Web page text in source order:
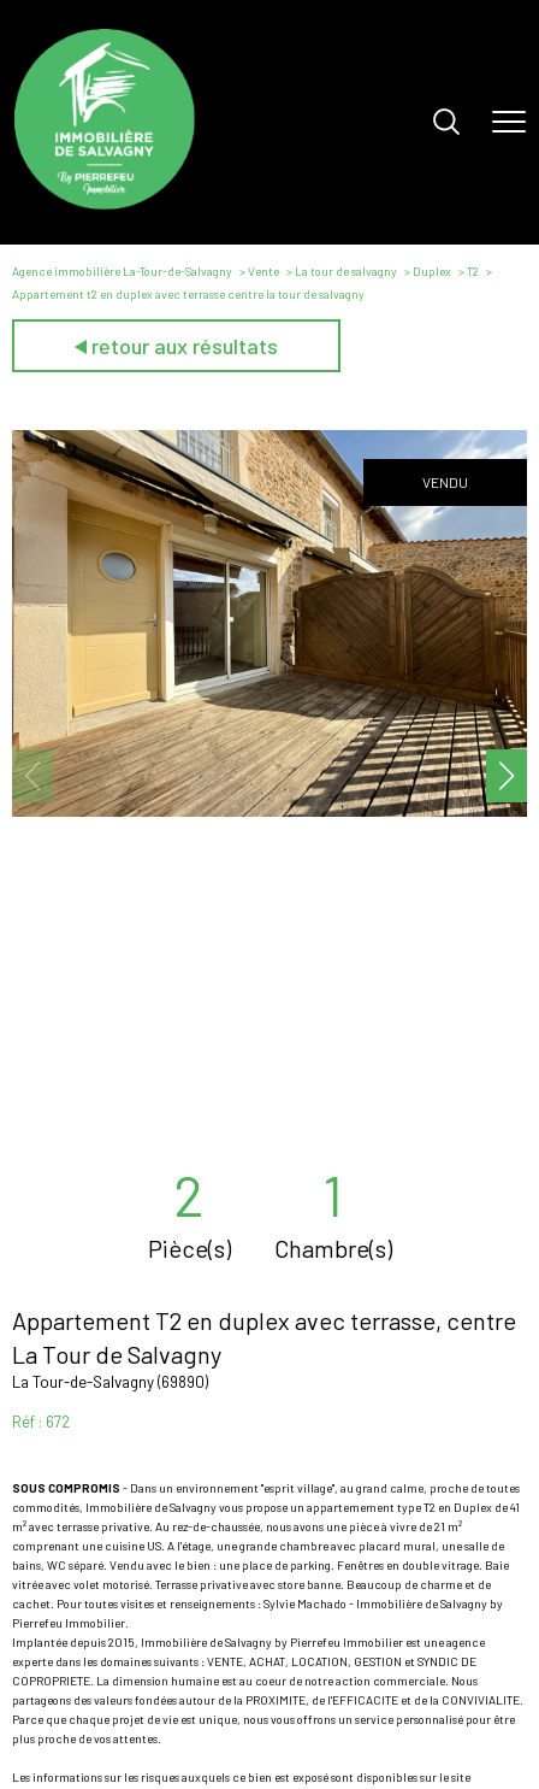
Agence immobilière La-Tour-de-Salvagny Vente La tour de salvagny Duplex
T2
Appartement t2 en duplex avec terrasse centre la tour de salvagny
retour aux résultats
VENDU
2
Pièce(s)
1
Chambre(s)
Appartement T2 en duplex avec terrasse, centre
La Tour de Salvagny
La Tour-de-Salvagny (69890)
Réf : 672
SOUS COMPROMIS - Dans un environnement "esprit village", au grand calme, proche de toutes
commodités, Immobilière de Salvagny vous propose un appartemement type T2 en Duplex de 41
m² avec terrasse privative. Au rez-de-chaussée, nous avons une pièce à vivre de 21 m²
comprenant une cuisine US. A l'étage, une grande chambre avec placard mural, une salle de
bains, WC séparé. Vendu avec le bien : une place de parking. Fenêtres en double vitrage. Baie
vitrée avec volet motorisé. Terrasse privative avec store banne. Beaucoup de charme et de
cachet. Pour toutes visites et renseignements : Sylvie Machado - Immobilière de Salvagny by
Pierrefeu Immobilier.
Implantée depuis 2015, Immobilière de Salvagny by Pierrefeu Immobilier est une agence
experte dans les domaines suivants : VENTE, ACHAT, LOCATION, GESTION et SYNDIC DE
COPROPRIETE. La dimension humaine est au coeur de notre action commerciale. Nous
partageons des valeurs fondées autour de la PROXIMITE, de l'EFFICACITE et de la CONVIVIALITE.
Parce que chaque projet de vie est unique, nous vous offrons un service personnalisé pour être
plus proche de vos attentes.
Les informations sur les risques auxquels ce bien est exposé sont disponibles sur le site